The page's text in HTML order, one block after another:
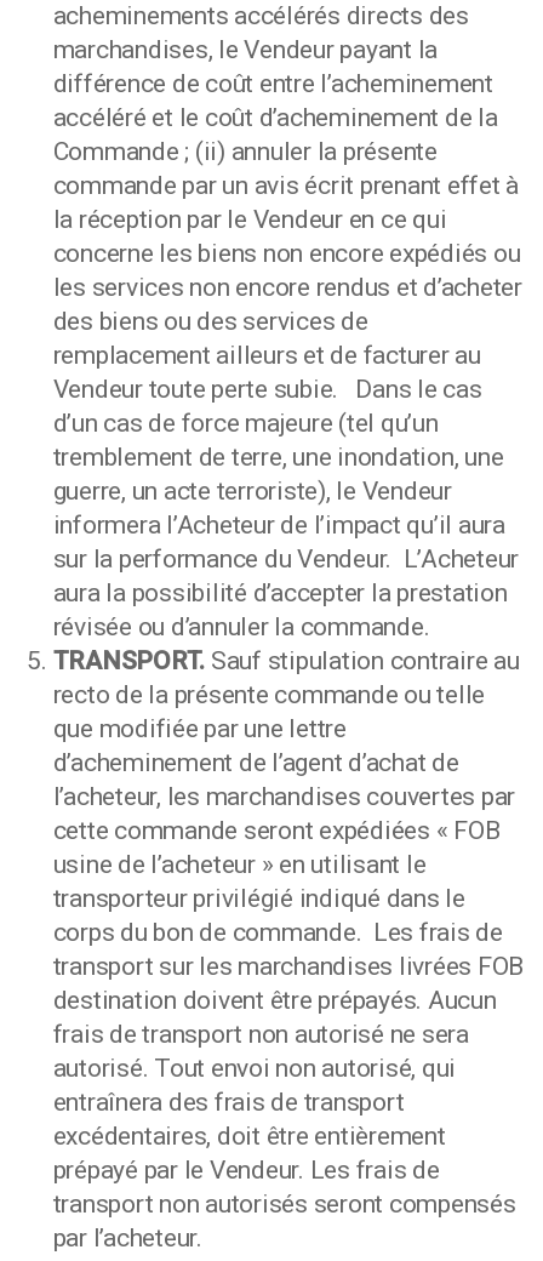
acheminements accélérés directs des
marchandises, le Vendeur payant la
différence de coût entre l’acheminement
accéléré et le coût d’acheminement de la
Commande ; (ii) annuler la présente
commande par un avis écrit prenant effet à
la réception par le Vendeur en ce qui
concerne les biens non encore expédiés ou
les services non encore rendus et d’acheter
des biens ou des services de
remplacement ailleurs et de facturer au
Vendeur toute perte subie. Dans le cas
d’un cas de force majeure (tel qu’un
tremblement de terre, une inondation, une
guerre, un acte terroriste), le Vendeur
informera l’Acheteur de l’impact qu’il aura
sur la performance du Vendeur. L’Acheteur
aura la possibilité d’accepter la prestation
révisée ou d’annuler la commande.
TRANSPORT. Sauf stipulation contraire au
recto de la présente commande ou telle
que modifiée par une lettre
d’acheminement de l’agent d’achat de
l’acheteur, les marchandises couvertes par
cette commande seront expédiées « FOB
usine de l’acheteur » en utilisant le
transporteur privilégié indiqué dans le
corps du bon de commande. Les frais de
transport sur les marchandises livrées FOB
destination doivent être prépayés. Aucun
frais de transport non autorisé ne sera
autorisé. Tout envoi non autorisé, qui
entraînera des frais de transport
excédentaires, doit être entièrement
prépayé par le Vendeur. Les frais de
transport non autorisés seront compensés
par l’acheteur.